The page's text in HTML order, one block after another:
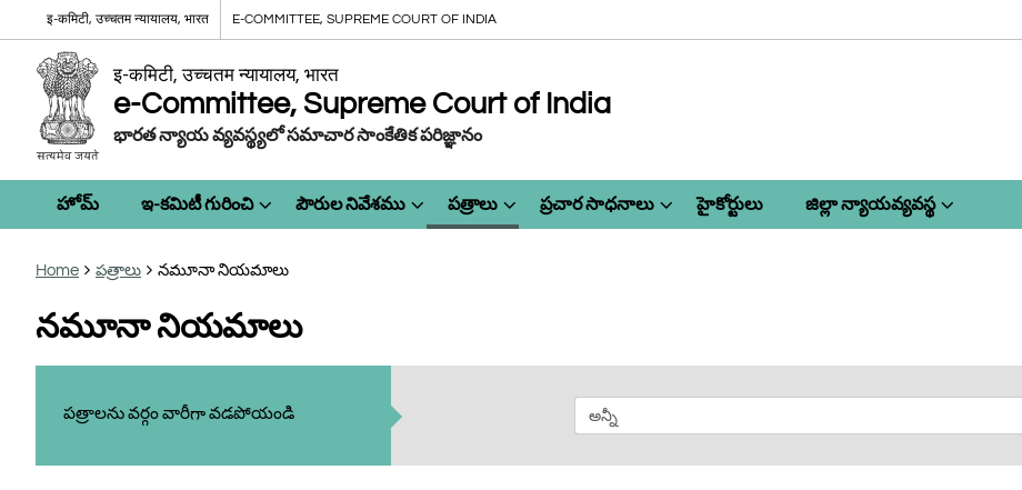
इ-कमिटी, उच्चतम न्यायालय, भारत E-COMMITTEE, SUPREME COURT OF INDIA
इ-कमिटी, उच्चतम न्यायालय, भारत
e-Committee, Supreme Court of India
భారత న్యాయ వ్యవస్థ్యలో సమాచార సాంకేతిక పరిజ్ఞానం
హోమ్ ఇ-కమిటీ గురించి పౌరుల నివేశము పత్రాలు ప్రచార సాధనాలు హైకోర్టులు జిల్లా న్యాయవ్యవస్థ
Home పత్రాలు నమూనా నియమాలు
నమూనా నియమాలు
పత్రాలను వర్గం వారీగా వడపోయండి